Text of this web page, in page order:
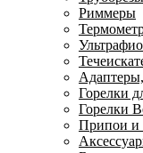
Риммеры
Горелки
Горелки
Припои